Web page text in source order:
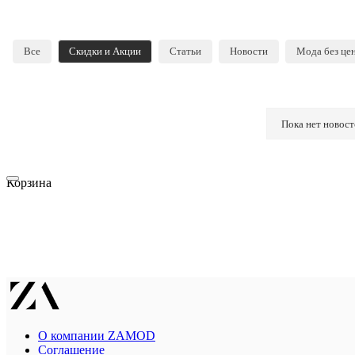
Все Скидки и Акции Статьи Новости Мода без
Пока нет
Корзина
О компании ZAMOD
Соглашение